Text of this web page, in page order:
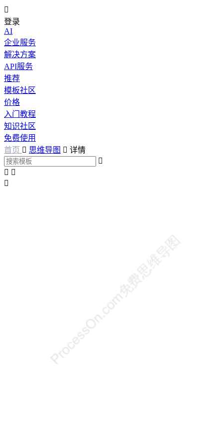

登录
AI
企业服务
解决方案
API服务
推荐
模板社区
价格
入门教程
知识社区
免费使用
首页  思维导图  详情

 
